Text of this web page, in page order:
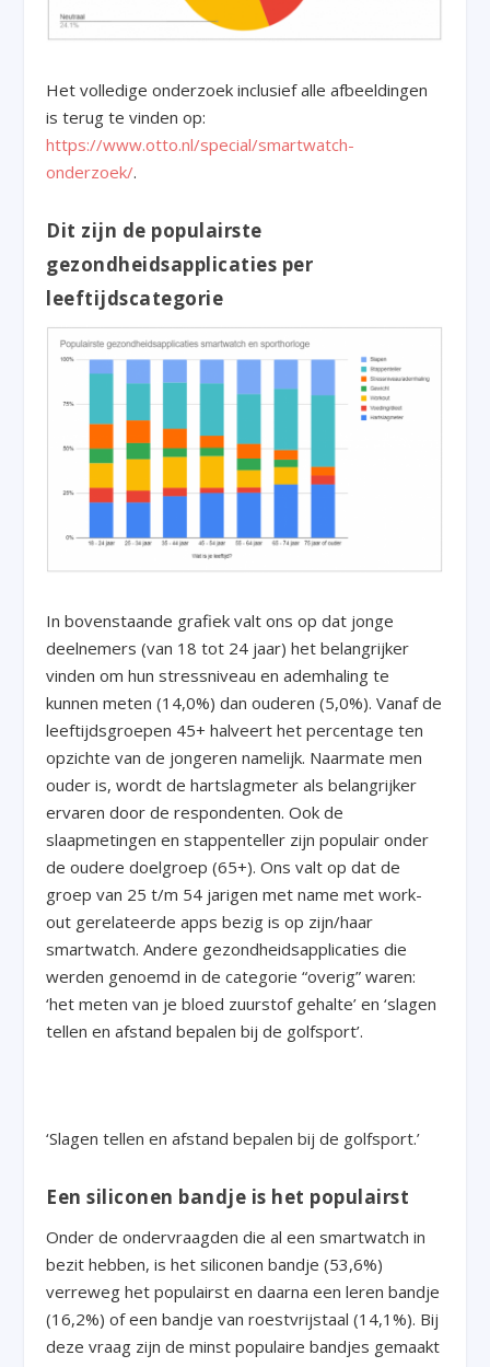
Het volledige onderzoek inclusief alle afbeeldingen
is terug te vinden op:
https://www.otto.nl/special/smartwatch-
onderzoek/.
Dit zijn de populairste
gezondheidsapplicaties per
leeftijdscategorie
In bovenstaande grafiek valt ons op dat jonge
deelnemers (van 18 tot 24 jaar) het belangrijker
vinden om hun stressniveau en ademhaling te
kunnen meten (14,0%) dan ouderen (5,0%). Vanaf de
leeftijdsgroepen 45+ halveert het percentage ten
opzichte van de jongeren namelijk. Naarmate men
ouder is, wordt de hartslagmeter als belangrijker
ervaren door de respondenten. Ook de
slaapmetingen en stappenteller zijn populair onder
de oudere doelgroep (65+). Ons valt op dat de
groep van 25 t/m 54 jarigen met name met work-
out gerelateerde apps bezig is op zijn/haar
smartwatch. Andere gezondheidsapplicaties die
werden genoemd in de categorie “overig” waren:
‘het meten van je bloed zuurstof gehalte’ en ‘slagen
tellen en afstand bepalen bij de golfsport’.
‘Slagen tellen en afstand bepalen bij de golfsport.’
Een siliconen bandje is het populairst
Onder de ondervraagden die al een smartwatch in
bezit hebben, is het siliconen bandje (53,6%)
verreweg het populairst en daarna een leren bandje
(16,2%) of een bandje van roestvrijstaal (14,1%). Bij
deze vraag zijn de minst populaire bandjes gemaakt